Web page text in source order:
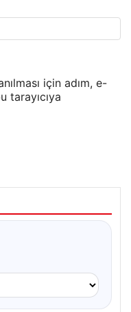
için adım, e-
tarayıcıya